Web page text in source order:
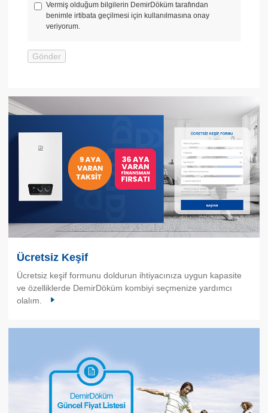
Vermiş olduğum bilgilerin DemirDöküm tarafından
benimle irtibata geçilmesi için kullanılmasına onay
veriyorum.
Ücretsiz Keşif
Ücretsiz keşif formunu doldurun ihtiyacınıza uygun kapasite
ve özelliklerde DemirDöküm kombiyi seçmenize yardımcı
olalım.